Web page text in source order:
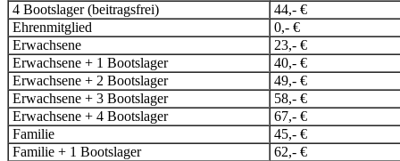
4 Bootslager (beitragsfrei)
44,- €
Ehrenmitglied
0,- €
Erwachsene
23,- €
Erwachsene + 1 Bootslager
40,- €
Erwachsene + 2 Bootslager
49,- €
Erwachsene + 3 Bootslager
58,- €
Erwachsene + 4 Bootslager
67,- €
Familie
45,- €
Familie + 1 Bootslager
62,- €